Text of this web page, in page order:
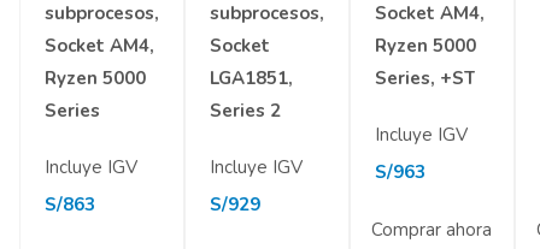
subprocesos,
Socket AM4,
Ryzen 5000
Series
Incluye IGV
S/863
subprocesos,
Socket
LGA1851,
Series 2
Incluye IGV
S/929
Socket AM4,
Ryzen 5000
Series, +ST
Incluye IGV
S/963
Comprar ahora